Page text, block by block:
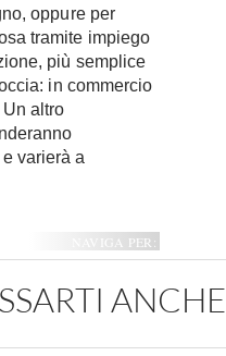
oppure per
tramite impiego
più semplice
in commercio
altro
varierà a
NAVIGA PER:
ANCHE